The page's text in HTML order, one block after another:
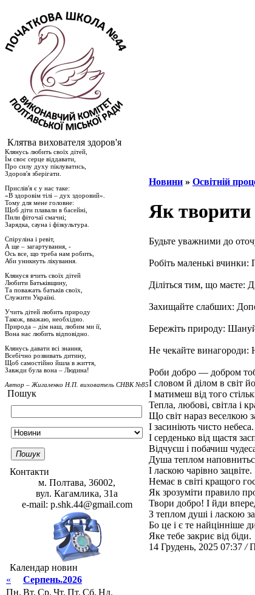
Клятва вихователя здоров'я
Клянусь любить своїх дітей,
Їм своє серце віддавати,
Про силу духу піклуватись,
Здоров′я зберігати.
Прислів′я є у нас таке:
«В здоровім тілі – дух здоровий».
Тому для мене головне:
Щоб діти плавали в басейні,
Пили фіточаї смачні;
Зарядка, сауна і фізкультура.
Спіруліна і ревіт,
А ще – загартування, -
Ось все, що треба нам робить,
Аби уникнуть лікування.
Клянуся вчить своїх дітей
Любити Батьківщину,
Та поважать батьків своїх,
Служити Україні.
Учить дітей любить природу
Також, вважаю, необхідно.
Природа – дім наш, любим ми її,
Вона нас любить відповідно.
Клянусь давати всі знання,
Всебічно розвивать дитину,
Щоб самостійно йшла в життя,
Завжди була вона – Людина!
Автор – Жигаленко Н.П. вихователь СНВК №85
Пошук
Пошук
Контакти
м. Полтава, 36002,
вул. Кагамлика, 31а
e-mail: p.shk.44@gmail.com
Календар новин
«
Серпень.2026
Пн. Вт. Ср. Чт. Пт. Сб. Нд.
Новини » Освітній
Як творити
Будьте уважними до
Робіть маленькі вчинки:
Діліться тим, що маєте:
Захищайте слабших:
Бережіть природу:
Не чекайте винагороди:
Роби добро — добром
І словом й ділом в світ
І матимеш від того
Тепла, любові, світла і
Що світ нараз веселкою
І засиніють чисто небеса.
І серденько від щастя
Відчуєш і побачиш
Душа теплом
І ласкою чарівно зацвіте.
Немає в світі кращого
Як зрозуміти правило
Твори добро! І йди
З теплом душі і ласкою
Бо це і є те найцінніше
Яке тебе закриє від біди.
14 Грудень, 2025 07:37 /